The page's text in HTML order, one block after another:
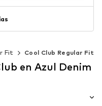
Fit Cool Club Regular Fit
en Azul Denim